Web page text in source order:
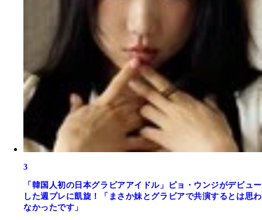
3
「韓国人初の日本グラビアアイドル」ピョ・ウンジがデビュー
した週プレに凱旋！「まさか妹とグラビアで共演するとは思わ
なかったです」